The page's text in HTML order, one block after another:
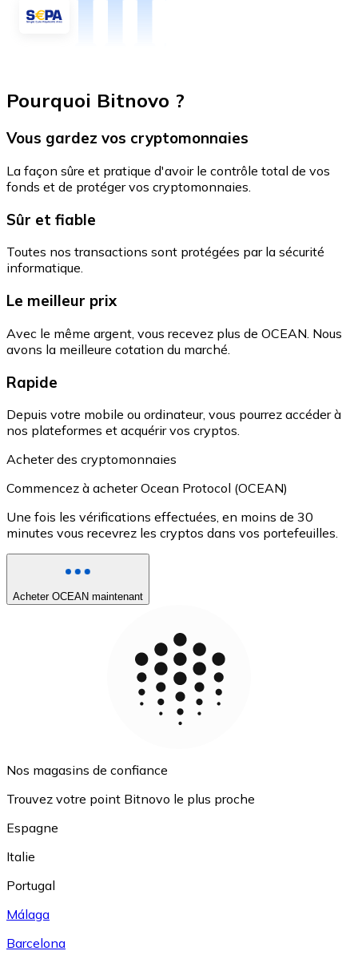
Pourquoi Bitnovo ?
Vous gardez vos cryptomonnaies
La façon sûre et pratique d'avoir le contrôle total de vos
fonds et de protéger vos cryptomonnaies.
Sûr et fiable
Toutes nos transactions sont protégées par la sécurité
informatique.
Le meilleur prix
Avec le même argent, vous recevez plus de OCEAN. Nous
avons la meilleure cotation du marché.
Rapide
Depuis votre mobile ou ordinateur, vous pourrez accéder à
nos plateformes et acquérir vos cryptos.
Acheter des cryptomonnaies
Commencez à acheter Ocean Protocol (OCEAN)
Une fois les vérifications effectuées, en moins de 30
minutes vous recevrez les cryptos dans vos portefeuilles.
Acheter OCEAN maintenant
Nos magasins de confiance
Trouvez votre point Bitnovo le plus proche
Espagne
Italie
Portugal
Málaga
Barcelona